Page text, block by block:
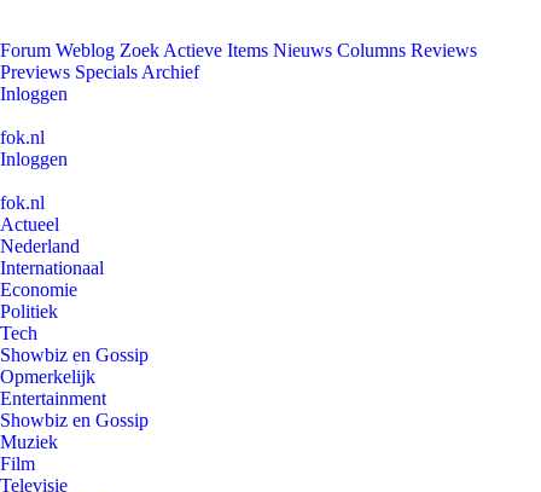
Forum Weblog Zoek Actieve Items Nieuws Columns Reviews
Previews Specials Archief
Inloggen
fok.nl
Inloggen
fok.nl
Actueel
Nederland
Internationaal
Economie
Politiek
Tech
Showbiz en Gossip
Opmerkelijk
Entertainment
Showbiz en Gossip
Muziek
Film
Televisie